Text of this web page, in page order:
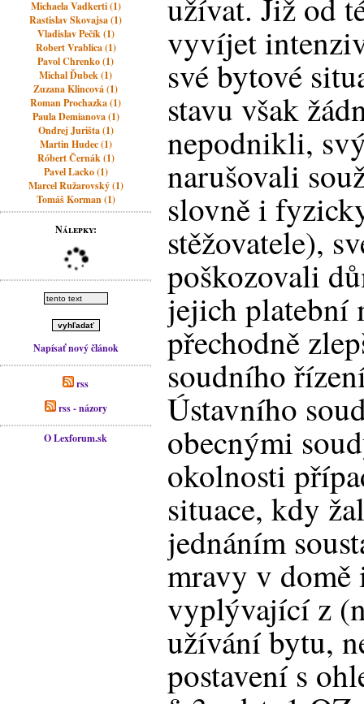
Michaela Vadkerti (1)
Rastislav Skovajsa (1)
Vladislav Pečík (1)
Robert Vrablica (1)
Pavol Chrenko (1)
Michal Ďubek (1)
Zuzana Klincová (1)
Roman Prochazka (1)
Paula Demianova (1)
Ondrej Jurišta (1)
Martin Hudec (1)
Róbert Černák (1)
Pavel Lacko (1)
Marcel Ružarovský (1)
Tomáš Korman (1)
Nálepky:
Napísať nový článok
rss
rss - názory
O Lexforum.sk
užívat. Již od
vyvíjet
své bytové
stavu však
nepodnikli,
narušovali
slovně i
stěžovatele),
poškozovali
jejich platební
přechodně
soudního
Ústavního
obecnými
okolnosti
situace, kdy
jednáním
mravy v
vyplývající z
užívání bytu,
postavení s